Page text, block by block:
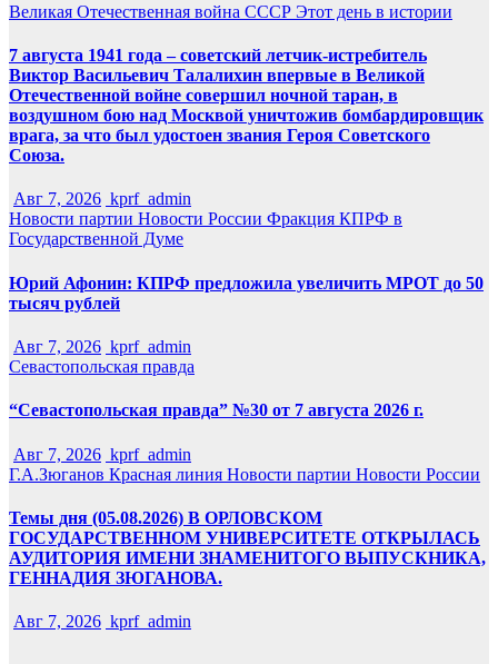
Великая Отечественная война СССР Этот день в истории
7 августа 1941 года – советский летчик-истребитель
Виктор Васильевич Талалихин впервые в Великой
Отечественной войне совершил ночной таран, в
воздушном бою над Москвой уничтожив бомбардировщик
врага, за что был удостоен звания Героя Советского
Союза.
Авг 7, 2026 kprf_admin
Новости партии Новости России Фракция КПРФ в
Государственной Думе
Юрий Афонин: КПРФ предложила увеличить МРОТ до 50
тысяч рублей
Авг 7, 2026 kprf_admin
Севастопольская правда
“Севастопольская правда” №30 от 7 августа 2026 г.
Авг 7, 2026 kprf_admin
Г.А.Зюганов Красная линия Новости партии Новости России
Темы дня (05.08.2026) В ОРЛОВСКОМ
ГОСУДАРСТВЕННОМ УНИВЕРСИТЕТЕ ОТКРЫЛАСЬ
АУДИТОРИЯ ИМЕНИ ЗНАМЕНИТОГО ВЫПУСКНИКА,
ГЕННАДИЯ ЗЮГАНОВА.
Авг 7, 2026 kprf_admin